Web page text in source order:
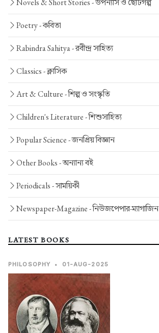
Novels & Short Stories -উপন্যাস ও ছোটগল্প
Poetry -কবিতা
Rabindra Sahitya -রবীন্দ্র সাহিত্য
Classics -ক্লাসিক
Art & Culture -শিল্প ও সংস্কৃতি
Children's Literature -শিশুসাহিত্য
Popular Science -জনপ্রিয় বিজ্ঞান
Other Books -অন্যান্য বই
Periodicals -সাময়িকী
Newspaper-Magazine -নিউজপেপার-ম্যাগাজিন
LATEST BOOKS
PHILOSOPHY • 01-AUG-2025